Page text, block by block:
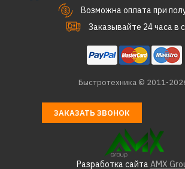
Возможна оплата при
Заказывайте 24 часа в
Быстротехника © 2011-
ЗАКАЗАТЬ ЗВОНОК
Разработка сайтаAMX